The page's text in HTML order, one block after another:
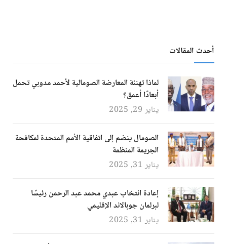
أحدث المقالات
لماذا تهنئة المعارضة الصومالية لأحمد مدوبي تحمل
أبعادًا أعمق؟
يناير 29, 2025
الصومال ينضم إلى اتفاقية الأمم المتحدة لمكافحة
الجريمة المنظمة
يناير 31, 2025
إعادة انتخاب عبدي محمد عبد الرحمن رئيسًا
لبرلمان جوبالاند الإقليمي
يناير 31, 2025